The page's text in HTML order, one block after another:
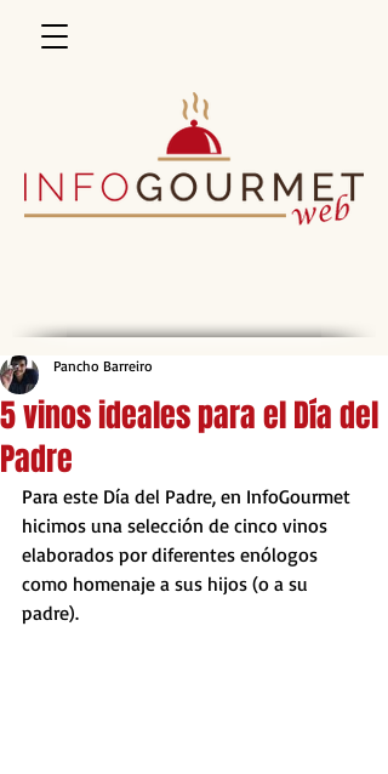
5 vinos ideales para el Día del
Padre
Pancho Barreiro
Para este Día del Padre, en InfoGourmet
hicimos una selección de cinco vinos
elaborados por diferentes enólogos
como homenaje a sus hijos (o a su
padre).